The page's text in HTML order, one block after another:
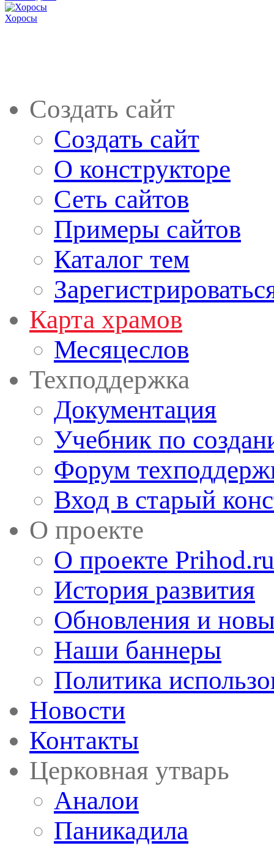
Хоросы
Создать сайт
Создать сайт
О конструкторе
Сеть сайтов
Примеры сайтов
Каталог тем
Карта храмов
Месяцеслов
Техподдержка
Документация
Учебник по
Форум
Вход в старый
О проекте
О проекте Prihod.ru
История развития
Обновления и
Наши баннеры
Политика
Новости
Контакты
Церковная утварь
Аналои
Паникадила